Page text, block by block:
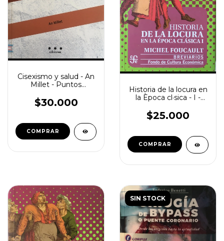
Cisexismo y salud - An
Millet - Puntos
$30.000
Historia de la locura en
la Època cl·sica - I -
$25.000
SIN STOCK